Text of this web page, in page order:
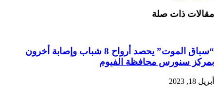
البريد
مقالات ذات صلة
“سباق الموت” يحصد أرواح 8 شباب وإصابة أخرون
بمركز سنورس محافظة الفيوم
أبريل 18, 2023